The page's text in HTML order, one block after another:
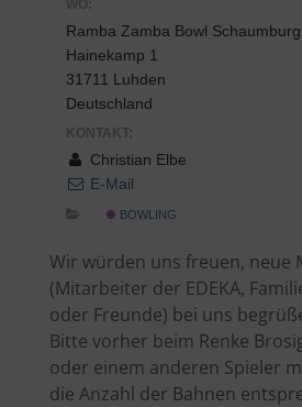
WO:
Ramba Zamba Bowl Schaumburg
Hainekamp 1
31711 Luhden
Deutschland
KONTAKT:
Christian Elbe
E-Mail
BOWLING
Wir würden uns freuen, neue
(Mitarbeiter der EDEKA,
oder Freunde) bei uns
Bitte vorher beim Renke
oder einem anderen Spieler
die Anzahl der Bahnen